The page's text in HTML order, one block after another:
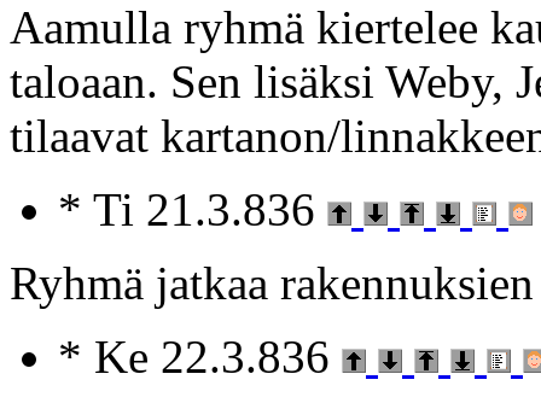
Aamulla ryhmä kiertelee
taloaan. Sen lisäksi Weby,
tilaavat kartanon/
* Ti 21.3.836
Ryhmä jatkaa
* Ke 22.3.836